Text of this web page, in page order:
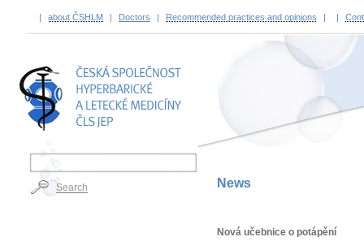
| about ČSHLM | Doctors | Recommended practices and opinions | |
TITLE
Search News
Nová učebnice o potápění